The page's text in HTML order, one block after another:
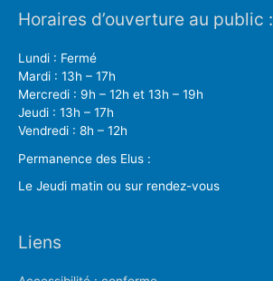
Horaires d’ouverture au public :
Lundi : Fermé
Mardi : 13h – 17h
Mercredi : 9h – 12h et 13h – 19h
Jeudi : 13h – 17h
Vendredi : 8h – 12h
Permanence des Elus :
Le Jeudi matin ou sur rendez-vous
Liens